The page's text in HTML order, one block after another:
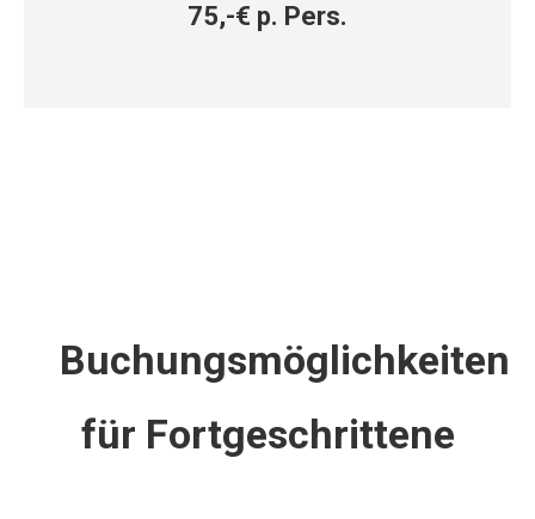
75,-€ p. Pers.
Buchungsmöglichkeiten
für Fortgeschrittene